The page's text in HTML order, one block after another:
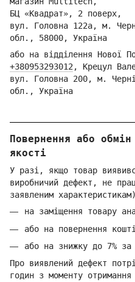
БЦ «Квадрат», 2 поверх,
вул. Головна 122а, м.
обл., 58000, Україна
або на відділення Нової
+380953293012 , Крецул
вул. Головна 200, м.
обл., Україна
Повернення або
якості
У разі, якщо товар
виробничий дефект, не
заявленим
на заміщення товару
або на повернення
або на знижку до 7% за
Про виявлений дефект
годин з моменту отримання